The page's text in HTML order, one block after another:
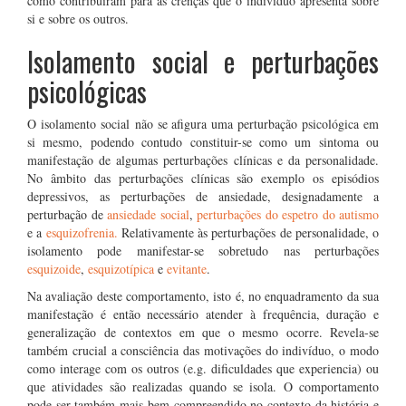
si e sobre os outros.
Isolamento social e perturbações
psicológicas
O isolamento social não se afigura uma perturbação psicológica em
si mesmo, podendo contudo constituir-se como um sintoma ou
manifestação de algumas perturbações clínicas e da personalidade.
No âmbito das perturbações clínicas são exemplo os episódios
depressivos, as perturbações de ansiedade, designadamente a
perturbação de ansiedade social, perturbações do espetro do autismo
e a esquizofrenia. Relativamente às perturbações de personalidade, o
isolamento pode manifestar-se sobretudo nas perturbações
esquizoide, esquizotípica e evitante.
Na avaliação deste comportamento, isto é, no enquadramento da sua
manifestação é então necessário atender à frequência, duração e
generalização de contextos em que o mesmo ocorre. Revela-se
também crucial a consciência das motivações do indivíduo, o modo
como interage com os outros (e.g. dificuldades que experiencia) ou
que atividades são realizadas quando se isola. O comportamento